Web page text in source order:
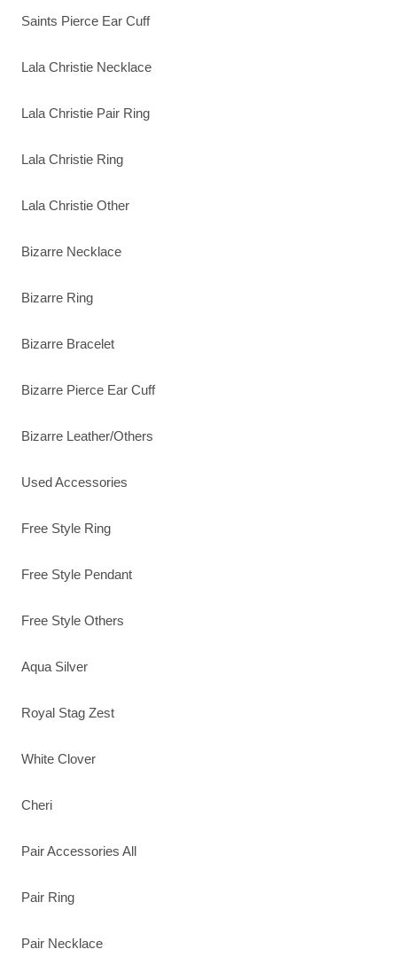
Saints Pierce Ear Cuff
Lala Christie Necklace
Lala Christie Pair Ring
Lala Christie Ring
Lala Christie Other
Bizarre Necklace
Bizarre Ring
Bizarre Bracelet
Bizarre Pierce Ear Cuff
Bizarre Leather/Others
Used Accessories
Free Style Ring
Free Style Pendant
Free Style Others
Aqua Silver
Royal Stag Zest
White Clover
Cheri
Pair Accessories All
Pair Ring
Pair Necklace